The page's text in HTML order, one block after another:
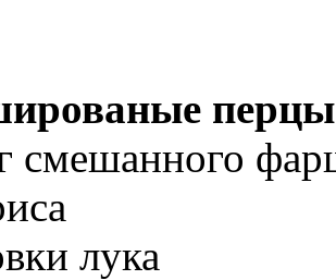
перцы
смешанного
лука